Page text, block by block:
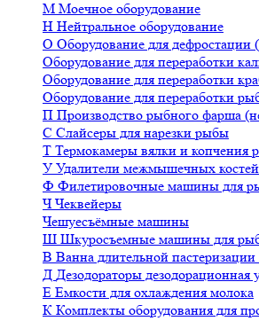
М Моечное оборудование
Н Нейтральное оборудование
О Оборудование для дефростации
Оборудование для переработки
Оборудование для переработки
Оборудование для переработки
П Производство рыбного фарша
С Слайсеры для нарезки рыбы
Т Термокамеры вялки и копчения
У Удалители межмышечных костей
Ф Филетировочные машины для
ЧЧеквейеры
Чешуесъёмные машины
Ш Шкуросъемные машины для
В Ванна длительной
Д Дезодораторы дезодорационная
Е Емкости для охлаждения молока
К Комплекты оборудования для